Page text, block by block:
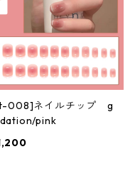
008]ネイルチップ g
pink